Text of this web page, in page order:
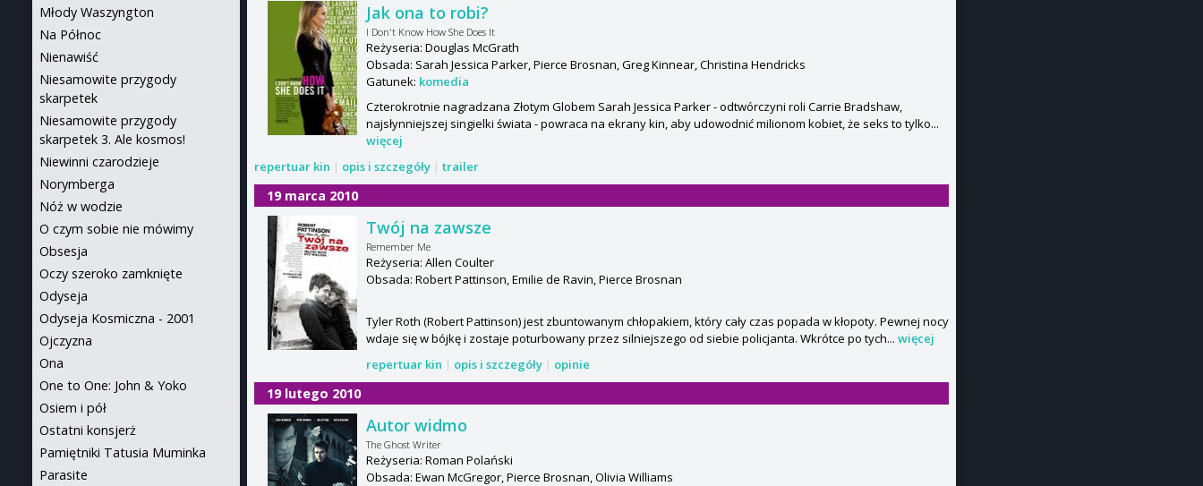
Jak ona to robi?
I Don't Know How She Does It
Reżyseria: Douglas McGrath
Obsada: Sarah Jessica Parker, Pierce Brosnan, Greg Kinnear, Christina Hendricks
Gatunek: komedia
Czterokrotnie nagradzana Złotym Globem Sarah Jessica Parker - odtwórczyni roli Carrie Bradshaw,
najsłynniejszej singielki świata - powraca na ekrany kin, aby udowodnić milionom kobiet, że seks to tylko...
więcej
repertuar kin | opis i szczegóły | trailer
19 marca 2010
Twój na zawsze
Remember Me
Reżyseria: Allen Coulter
Obsada: Robert Pattinson, Emilie de Ravin, Pierce Brosnan
Tyler Roth (Robert Pattinson) jest zbuntowanym chłopakiem, który cały czas popada w kłopoty. Pewnej nocy
wdaje się w bójkę i zostaje poturbowany przez silniejszego od siebie policjanta. Wkrótce po tych... więcej
repertuar kin | opis i szczegóły | opinie
19 lutego 2010
Autor widmo
The Ghost Writer
Reżyseria: Roman Polański
Obsada: Ewan McGregor, Pierce Brosnan, Olivia Williams
Młody Waszyngton
Na Północ
Nienawiść
Niesamowite przygody
skarpetek
Niesamowite przygody
skarpetek 3. Ale kosmos!
Niewinni czarodzieje
Norymberga
Nóż w wodzie
O czym sobie nie mówimy
Obsesja
Oczy szeroko zamknięte
Odyseja
Odyseja Kosmiczna - 2001
Ojczyzna
Ona
One to One: John & Yoko
Osiem i pół
Ostatni konsjerż
Pamiętniki Tatusia Muminka
Parasite